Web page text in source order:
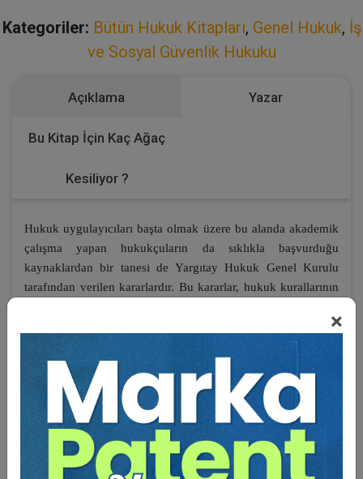
×
Kategoriler: Bütün Hukuk Kitapları, Genel Hukuk, İş
ve Sosyal Güvenlik Hukuku
Açıklama Yazar
Bu Kitap İçin Kaç Ağaç
Kesiliyor ?
Hukuk uygulayıcıları başta olmak üzere bu alanda akademik
çalışma yapan hukukçuların da sıklıkla başvurduğu
kaynaklardan bir tanesi de Yargıtay Hukuk Genel Kurulu
tarafından verilen kararlardır. Bu kararlar, hukuk kurallarının
ayrıntılı incelemeler içermesinin yanında teorik bilgiler de
içeriyor olması sebebiyle ayrıca öneme sahiptir. Verilen
kararların ekseriyetle kesin olması ve ilk derece
mahkemelerini bağlaması da emsal niteliğini
güçlendirmektedir. Bu nedenle her aşamadaki hukuk
uygulayıcıları için son derece yol gösterici olma özelliğini
İşte elinizdeki çalışma da Hukuk Genel Kurulu kararlarının